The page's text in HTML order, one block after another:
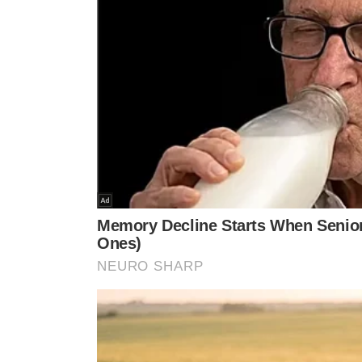
pronto para voltar a campo
Lutador
'Puro Osso' morre
anos